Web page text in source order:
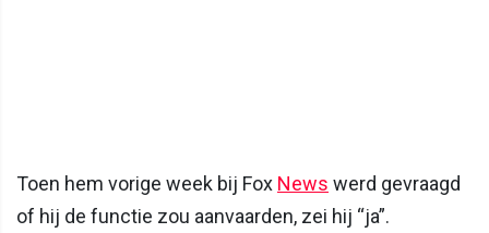
Toen hem vorige week bij Fox News werd gevraagd
of hij de functie zou aanvaarden, zei hij “ja”.